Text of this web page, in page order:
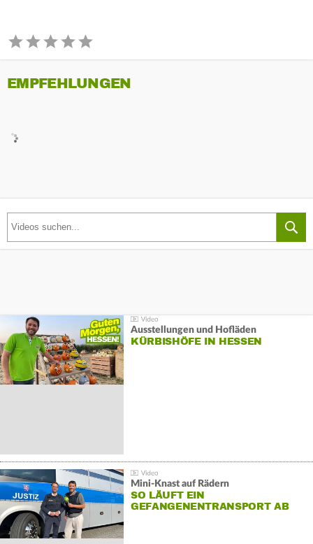
EMPFEHLUNGEN
Ausstellungen und Hofläden
KÜRBISHÖFE IN HESSEN
Mini-Knast auf Rädern
SO LÄUFT EIN
GEFANGENENTRANSPORT AB